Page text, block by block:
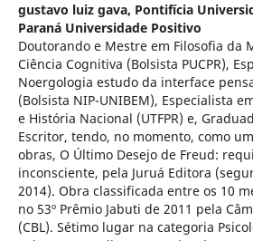
gustavo luiz gava, Pontifícia
Paraná Universidade Positivo
Doutorando e Mestre em Filosofia da
Ciência Cognitiva (Bolsista PUCPR),
Noergologia estudo da interface
(Bolsista NIP-UNIBEM), Especialista
e História Nacional (UTFPR) e,
Escritor, tendo, no momento, como
obras, O Último Desejo de Freud:
inconsciente, pela Juruá Editora
2014). Obra classificada entre os 10
no 53º Prêmio Jabuti de 2011 pela
(CBL). Sétimo lugar na categoria